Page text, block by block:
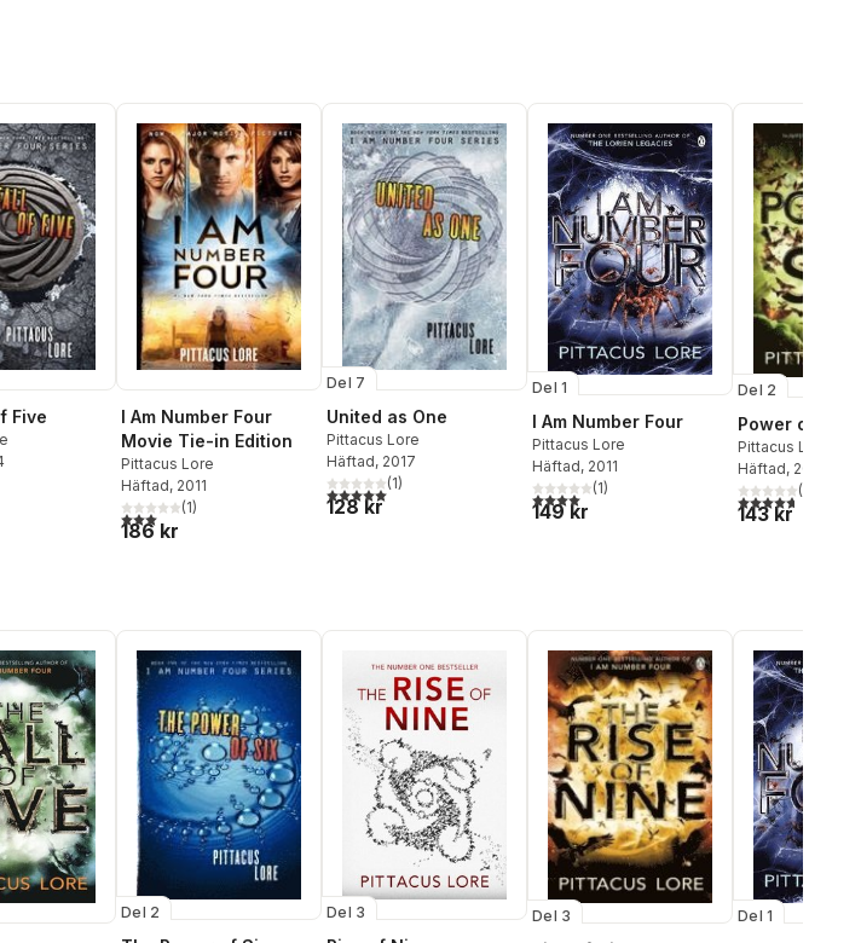
Five
Totalt antal röster:
I Am Number Four
Movie Tie-in Edition
Pittacus Lore
Häftad, 2011
3,0utav 5 stjärnor. Totalt antal röster:
(1)
186 kr
Del 7
United as One
Pittacus Lore
Häftad, 2017
5,0utav 5 stjärnor. Totalt antal röster:
(1)
128 kr
Del 1
I Am Number Four
Pittacus Lore
Häftad, 2011
4,0utav 5 stjärnor. Totalt antal röster:
(1)
149 kr
Del 2
Power of Six
Pittacus Lore
Häftad, 2012
4,7utav 5(
143 kr
Del 2 Del 3 Del 3 Del 1